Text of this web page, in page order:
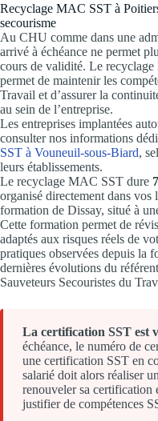
Recyclage MAC SST à
secourisme
Au CHU comme dans une
arrivé à échéance ne permet
cours de validité. Le
permet de maintenir les
Travail et d’assurer la
au sein de l’entreprise.
Les entreprises implantées
consulter nos informations
SST à Vouneuil-sous-Biard,
leurs établissements.
Le recyclage MAC SST dure
organisé directement dans vos
formation de Dissay, situé à
Cette formation permet de
adaptés aux risques réels de
pratiques observées depuis la
dernières évolutions du
Sauveteurs Secouristes du
La certification SST est
échéance, le numéro de
une certification SST en
salarié doit alors réaliser
renouveler sa certification
justifier de compétences